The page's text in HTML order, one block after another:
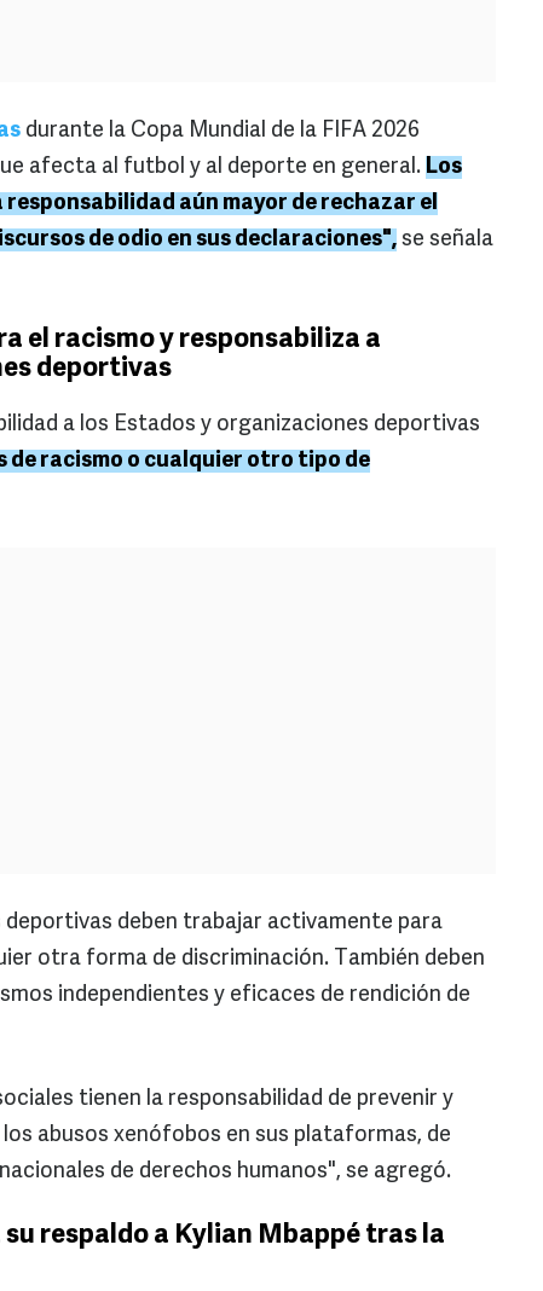
durante la Copa Mundial de la FIFA 2026
afecta al futbol y al deporte en general. Los
aún mayor de rechazar el
de odio en sus declaraciones", se señala
el racismo y responsabiliza a
deportivas
a los Estados y organizaciones deportivas
racismo o cualquier otro tipo de
deben trabajar activamente para
otra forma de discriminación. También deben
independientes y eficaces de rendición de
tienen la responsabilidad de prevenir y
abusos xenófobos en sus plataformas, de
de derechos humanos", se agregó.
respaldo a Kylian Mbappé tras la